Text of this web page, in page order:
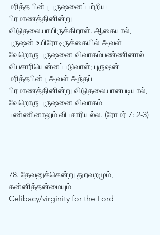
மரித்த பின்பு புருஷனைப்பற்றிய
பிரமாணத்தினின்று
விடுதலையாயிருக்கிறாள். ஆகையால்,
புருஷன் உயிரோடிருக்கையில் அவள்
வேறொரு புருஷனை விவாகம்பண்ணினால்
விபசாரியென்னப்படுவாள்; புருஷன்
மரித்தபின்பு அவள் அந்தப்
பிரமாணத்தினின்று விடுதலையானபடியால்,
வேறொரு புருஷனை விவாகம்
பண்ணினாலும் விபசாரியல்ல. (ரோமர் 7: 2-3)
78. தேவனுக்கென்று துறவறமும்,
கன்னித்தன்மையும்
Celibacy/virginity for the Lord